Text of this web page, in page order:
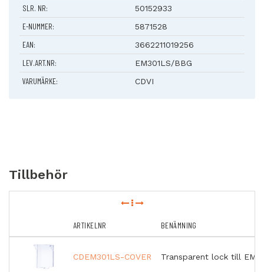
SLR. NR: 50152933
E-NUMMER: 5871528
EAN: 3662211019256
LEV.ART.NR: EM301LS/BBG
VARUMÄRKE: CDVI
Tillbehör
ARTIKELNR BENÄMNING
CDEM301LS-COVER Transparent lock till